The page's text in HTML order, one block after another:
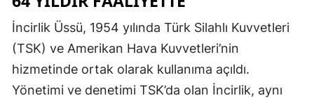
İncirlik Üssü, 1954 yılında Türk Silahlı Kuvvetleri
(TSK) ve Amerikan Hava Kuvvetleri’nin
hizmetinde ortak olarak kullanıma açıldı.
Yönetimi ve denetimi TSK’da olan İncirlik, aynı